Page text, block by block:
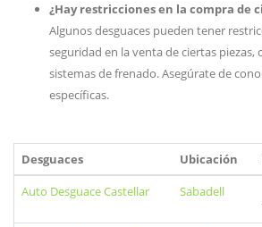
¿Hay restricciones en la compra de
Algunos desguaces pueden tener
seguridad en la venta de ciertas piezas,
sistemas de frenado. Asegúrate de
específicas.
Desguaces Ubicación
Auto Desguace Castellar
Sabadell